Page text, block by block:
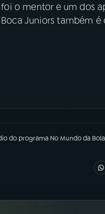
o mentor e um dos
Juniors também
do programa No Mundo da Bola